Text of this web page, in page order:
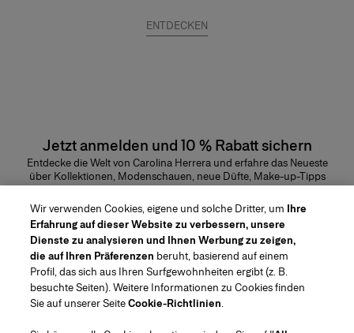
ENTDECKEN
Jetzt anmelden und 10 % Rabatt sichern
Entdecke die Welt von Carolina Herrera und erfahre das Neueste
über Kollektionen, Modenschauen, neue Düfte, Make-up-Tipps
und vieles mehr.
E-Mail-Adresse
ABSENDEN
Wir verwenden Cookies, eigene und solche Dritter, um Ihre
Erfahrung auf dieser Website zu verbessern, unsere
Dienste zu analysieren und Ihnen Werbung zu zeigen,
die auf Ihren Präferenzen beruht, basierend auf einem
Profil, das sich aus Ihren Surfgewohnheiten ergibt (z. B.
besuchte Seiten). Weitere Informationen zu Cookies finden
Sie auf unserer SeiteCookie-Richtlinien.